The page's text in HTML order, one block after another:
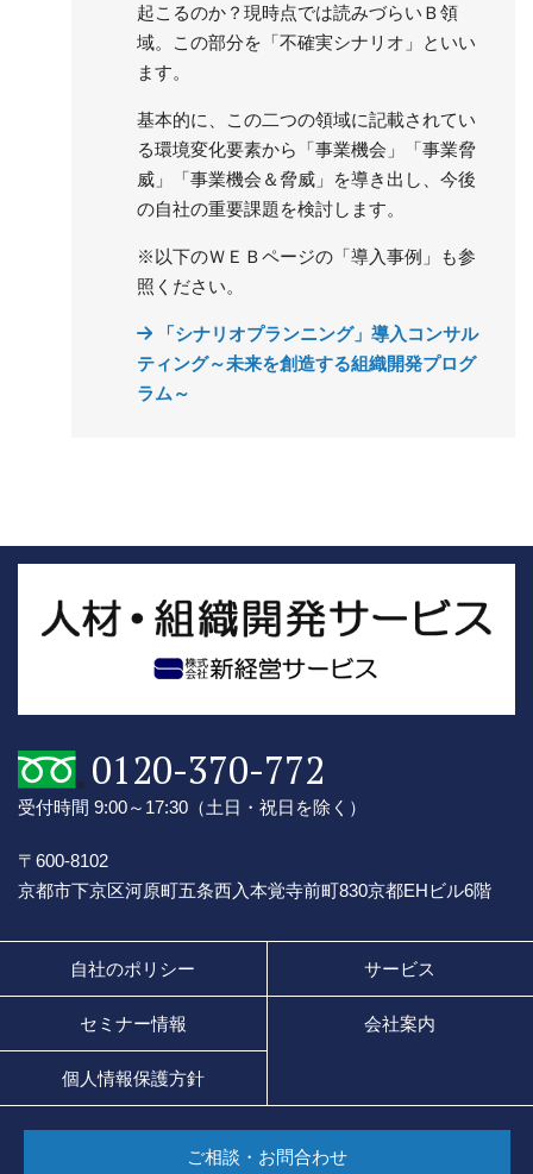
起こるのか？現時点では読みづらいＢ領
域。この部分を「不確実シナリオ」といい
ます。
基本的に、この二つの領域に記載されてい
る環境変化要素から「事業機会」「事業脅
威」「事業機会＆脅威」を導き出し、今後
の自社の重要課題を検討します。
※以下のＷＥＢページの「導入事例」も参
照ください。
「シナリオプランニング」導入コンサル
ティング～未来を創造する組織開発プログ
ラム～
0120-370-772
受付時間 9:00～17:30 （土日・祝日を除く）
〒600-8102
京都市下京区河原町五条西入本覚寺前町830京都EHビル6階
自社のポリシー サービス
セミナー情報 会社案内
個人情報保護方針
ご相談・お問合わせ